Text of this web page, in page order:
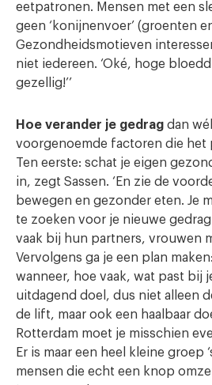
eetpatronen. Mensen met een
geen ‘konijnenvoer’ (groenten
Gezondheidsmotieven
niet iedereen. ‘Oké, hoge
gezellig!’’
Hoe verander je gedrag dan
voorgenoemde factoren die het
Ten eerste: schat je eigen
in, zegt Sassen. ‘En zie de
bewegen en gezonder eten. Je
te zoeken voor je nieuwe
vaak bij hun partners, vrouwen
Vervolgens ga je een plan
wanneer, hoe vaak, wat past bij
uitdagend doel, dus niet alleen
de lift, maar ook een haalbaar
Rotterdam moet je misschien
Er is maar een heel kleine groep
mensen die echt een knop